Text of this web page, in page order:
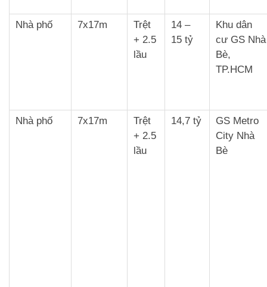
Nhà phố 7x17m
Trệt
+ 2.5
lầu
14 –
15 tỷ
Khu dân
cư GS Nhà
Bè,
TP.HCM
Nhà phố 7x17m
Trệt
+ 2.5
lầu
14,7 tỷ
GS Metro
City Nhà
Bè